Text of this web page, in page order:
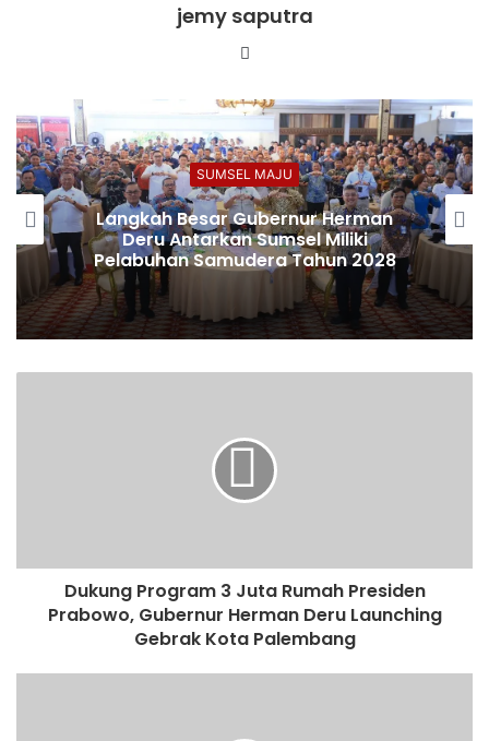
jemy saputra
Website
SUMSEL MAJU
Langkah Besar Gubernur Herman
Deru Antarkan Sumsel Miliki
Pelabuhan Samudera Tahun 2028
Dukung Program 3 Juta Rumah Presiden
Prabowo, Gubernur Herman Deru Launching
Gebrak Kota Palembang